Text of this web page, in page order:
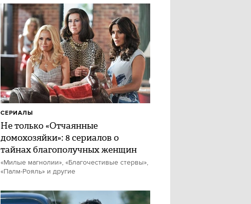
Не только «Отчаянные
домохозяйки»: 8 сериалов о
тайнах благополучных женщин
«Милые магнолии», «Благочестивые стервы»,
«Палм-Рояль» и другие
СЕРИАЛЫ